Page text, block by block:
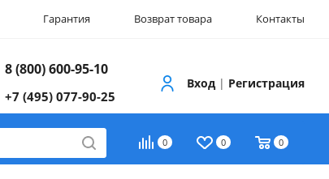
Гарантия Возврат товара Контакты
8 (800) 600-95-10
+7 (495) 077-90-25
Вход | Регистрация
0 0 0